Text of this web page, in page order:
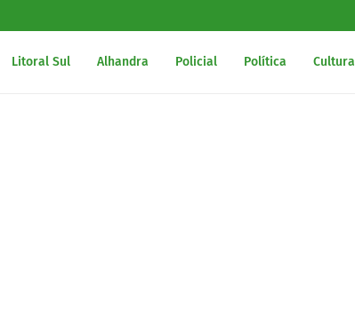
Litoral Sul Alhandra Policial Política Cultura